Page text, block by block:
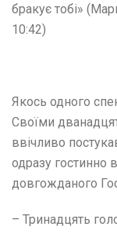
бракує тобі»
10:42)
Якось одного
Своїми
ввічливо
одразу гостинно
довгожданого
– Тринадцять